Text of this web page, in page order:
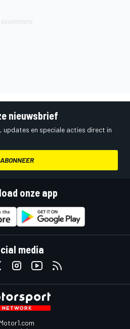
nieuwsbrief
updates en speciale acties direct in
ABONNEER
onze app
media
Motor1.com